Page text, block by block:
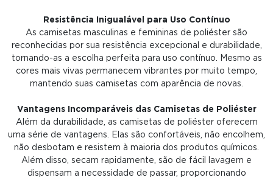
Resistência Inigualável para Uso Contínuo
As camisetas masculinas e femininas de poliéster são
reconhecidas por sua resistência excepcional e durabilidade,
tornando-as a escolha perfeita para uso contínuo. Mesmo as
cores mais vivas permanecem vibrantes por muito tempo,
mantendo suas camisetas com aparência de novas.
Vantagens Incomparáveis das Camisetas de Poliéster
Além da durabilidade, as camisetas de poliéster oferecem
uma série de vantagens. Elas são confortáveis, não encolhem,
não desbotam e resistem à maioria dos produtos químicos.
Além disso, secam rapidamente, são de fácil lavagem e
dispensam a necessidade de passar, proporcionando